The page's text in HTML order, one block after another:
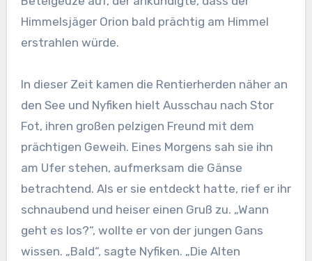
Himmelsjäger Orion bald prächtig am Himmel
erstrahlen würde.
In dieser Zeit kamen die Rentierherden näher an
den See und Nyfiken hielt Ausschau nach Stor
Fot, ihren großen pelzigen Freund mit dem
prächtigen Geweih. Eines Morgens sah sie ihn
am Ufer stehen, aufmerksam die Gänse
betrachtend. Als er sie entdeckt hatte, rief er ihr
schnaubend und heiser einen Gruß zu. „Wann
geht es los?“, wollte er von der jungen Gans
wissen. „Bald“, sagte Nyfiken. „Die Alten